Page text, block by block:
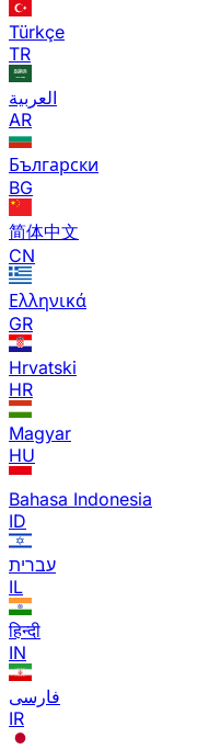
Türkçe
TR
العربية
AR
Български
BG
简体中文
CN
Ελληνικά
GR
Hrvatski
HR
Magyar
HU
Bahasa Indonesia
ID
עברית
IL
हिन्दी
IN
فارسی
IR